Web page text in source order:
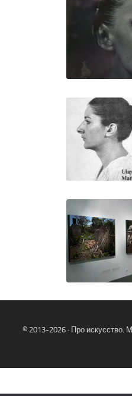
© 2013-2026 · Про искусство.